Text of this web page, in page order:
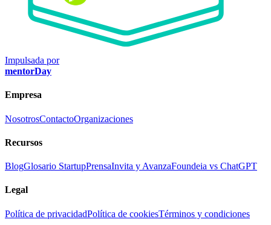
Impulsada por
mentorDay
Empresa
NosotrosContactoOrganizaciones
Recursos
BlogGlosario StartupPrensaInvita y AvanzaFoundeia vs ChatGPT
Legal
Política de privacidadPolítica de cookiesTérminos y condiciones